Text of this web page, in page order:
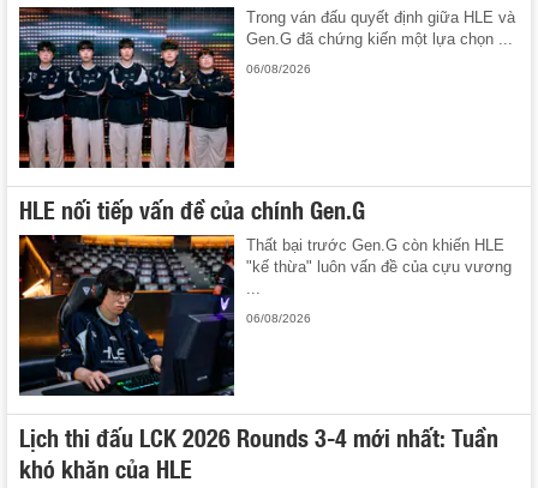
Trong ván đấu quyết định giữa HLE và
Gen.G đã chứng kiến một lựa chọn ...
06/08/2026
HLE nối tiếp vấn đề của chính Gen.G
Thất bại trước Gen.G còn khiến HLE
"kế thừa" luôn vấn đề của cựu vương
06/08/2026
Lịch thi đấu LCK 2026 Rounds 3-4 mới nhất: Tuần
khó khăn của HLE